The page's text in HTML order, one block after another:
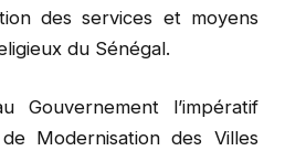
des services et moyens
du Sénégal.
l’impératif
Modernisation des Villes